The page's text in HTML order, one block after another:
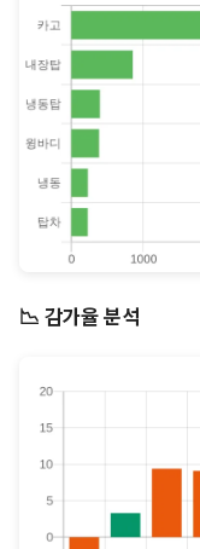
📉 감가율 분석